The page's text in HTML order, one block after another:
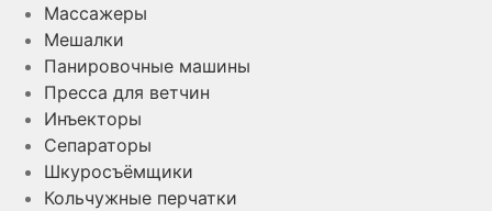
Массажеры
Мешалки
Панировочные машины
Пресса для ветчин
Инъекторы
Сепараторы
Шкуросъёмщики
Кольчужные перчатки